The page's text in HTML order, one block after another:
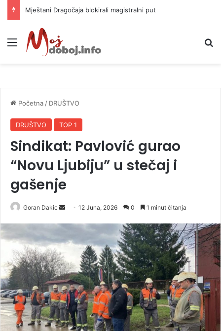
Helikopter ponovo gasi vatru u selima kod Trebinja
Meni
Početna / DRUŠTVO
DRUŠTVO TOP 1
Sindikat: Pavlović gurao
“Novu Ljubiju” u stečaj i
gašenje
Goran Dakic
d
n
e
m
a
i
l
12 Juna, 2026 0 1 minut čitanja